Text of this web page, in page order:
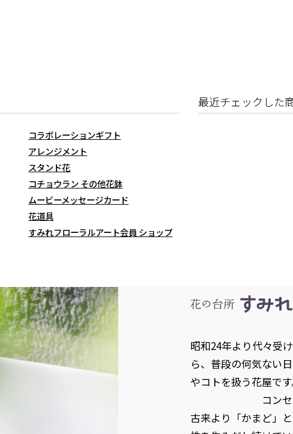
コラボレーションギフト
アレンジメント
スタンド花
コチョウラン その他花鉢
ムービーメッセージカード
花道具
すみれフローラルアート会員 ショップ
最近チェックした
昭和24年より代々受
ら、普段の何気ない
やコトを扱う花屋で
コンセプト
古来より「かまど」